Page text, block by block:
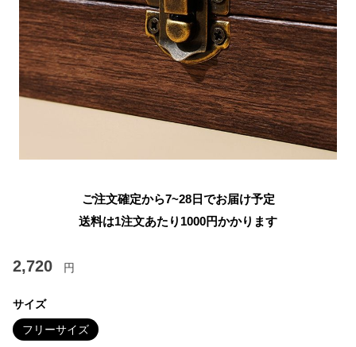
ご注文確定から7~28日でお届け予定
送料は1注文あたり 1000円かかります
2,720 円
サイズ
フリーサイズ